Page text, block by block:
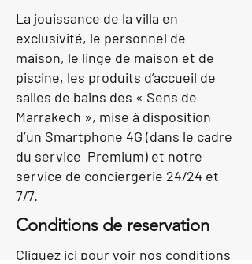
La jouissance de la villa en
exclusivité, le personnel de
maison, le linge de maison et de
piscine, les produits d’accueil de
salles de bains des « Sens de
Marrakech », mise à disposition
d’un Smartphone 4G (dans le cadre
du service Premium) et notre
service de conciergerie 24/24 et
7/7.
Conditions de reservation
Cliquez ici pour voir nos conditions